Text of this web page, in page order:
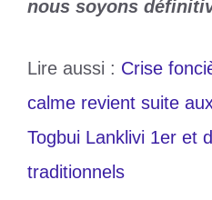
nous soyons
Lire aussi : Crise
calme revient suite
Togbui Lanklivi 1er et
traditionnels